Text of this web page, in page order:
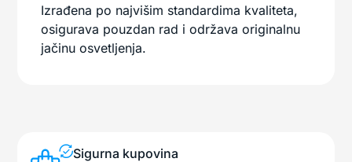
Izrađena po najvišim standardima kvaliteta,
osigurava pouzdan rad i održava originalnu
jačinu osvetljenja.
Sigurna kupovina